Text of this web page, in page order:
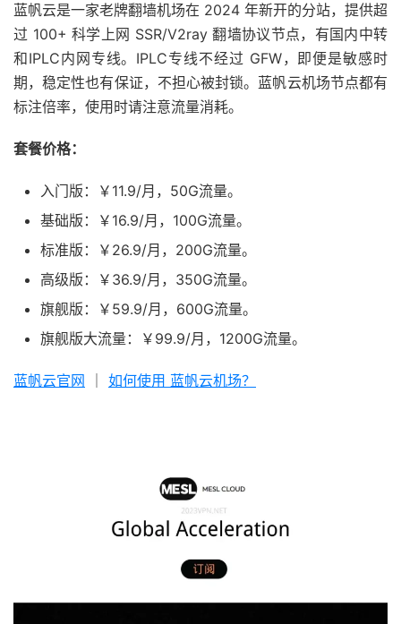
蓝帆云是一家老牌翻墙机场在 2024 年新开的分站，提供超
过 100+ 科学上网 SSR/V2ray 翻墙协议节点，有国内中转
和IPLC内网专线。IPLC专线不经过 GFW，即便是敏感时
期，稳定性也有保证，不担心被封锁。蓝帆云机场节点都有
标注倍率，使用时请注意流量消耗。
套餐价格：
入门版：￥11.9/月，50G流量。
基础版：￥16.9/月，100G流量。
标准版：￥26.9/月，200G流量。
高级版：￥36.9/月，350G流量。
旗舰版：￥59.9/月，600G流量。
旗舰版大流量：￥99.9/月，1200G流量。
蓝帆云官网 如何使用 蓝帆云机场？